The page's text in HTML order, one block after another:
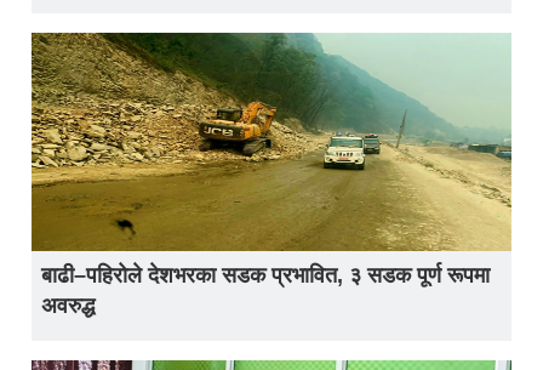
बाढी–पहिरोले देशभरका सडक प्रभावित, ३ सडक पूर्ण रूपमा
अवरुद्ध